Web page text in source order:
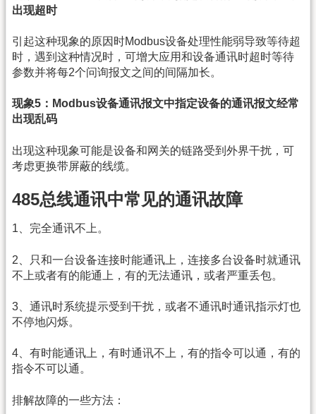
出现超时
引起这种现象的原因时Modbus设备处理性能弱导致等待超
时，遇到这种情况时，可增大应用和设备通讯时超时等待
参数并将每2个问询报文之间的间隔加长。
现象5：Modbus设备通讯报文中指定设备的通讯报文经常
出现乱码
出现这种现象可能是设备和网关的链路受到外界干扰，可
考虑更换带屏蔽的线缆。
485总线通讯中常见的通讯故障
1、完全通讯不上。
2、只和一台设备连接时能通讯上，连接多台设备时就通讯
不上或者有的能通上，有的无法通讯，或者严重丢包。
3、通讯时系统提示受到干扰，或者不通讯时通讯指示灯也
不停地闪烁。
4、有时能通讯上，有时通讯不上，有的指令可以通，有的
指令不可以通。
排解故障的一些方法：